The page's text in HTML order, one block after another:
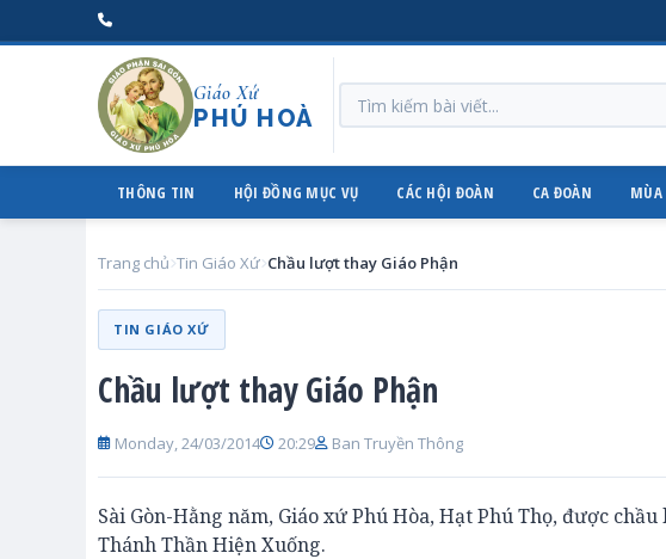
Giáo Xứ
PHÚ HOÀ
THÔNG TIN HỘI ĐỒNG MỤC VỤ CÁC HỘI ĐOÀN CA ĐOÀN MÙA
Trang chủ Tin Giáo Xứ Chầu lượt thay Giáo Phận
TIN GIÁO XỨ
Chầu lượt thay Giáo Phận
Monday, 24/03/2014 20:29 Ban Truyền Thông
Sài Gòn-Hằng năm, Giáo xứ Phú Hòa, Hạt Phú Thọ, được
Thánh Thần Hiện Xuống.